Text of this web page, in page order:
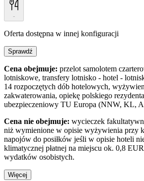
-
Oferta dostępna w innej konfiguracji
Sprawdź
Cena obejmuje: przelot samolotem
lotniskowe, transfery lotnisko - hotel -
14 rozpoczętych dób hotelowych,
zakwaterowania, opiekę polskiego
ubezpieczeniowy TU Europa (NNW, KL,
Cena nie obejmuje: wycieczek
niż wymienione w opisie wyżywienia przy
napojów do posiłków jeśli w opisie hoteli
klimatycznej płatnej na miejscu ok. 0,8
wydatków osobistych.
Więcej